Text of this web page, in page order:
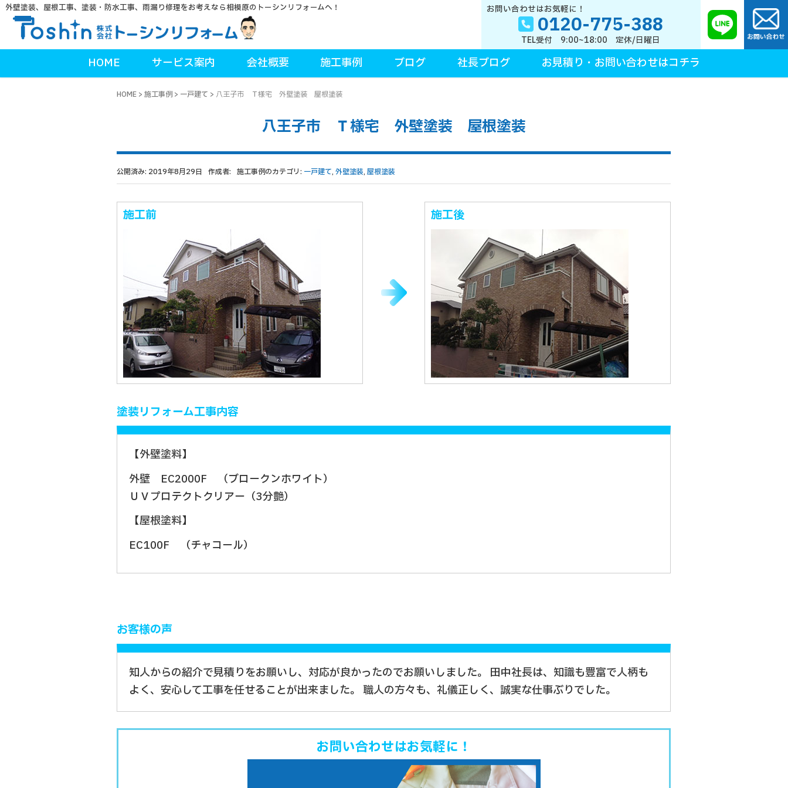
外壁塗装、屋根工事、塗装・防水工事、雨漏り修理をお考えなら相模原のトーシンリフォームへ！ お問い合わせはお気軽に！
0120-775-388
TEL受付 9:00~18:00 定休/日曜日
HOME サービス案内 会社概要 施工事例 ブログ 社長ブログ お見積り・お問い合わせはコチラ
HOME >施工事例 > 一戸建て > 八王子市 Ｔ様宅 外壁塗装 屋根塗装
八王子市 Ｔ様宅 外壁塗装 屋根塗装
公開済み: 2019年8月29日 作成者: 施工事例のカテゴリ: 一戸建て,外壁塗装,屋根塗装
施工前 施工後
塗装リフォーム工事内容
【外壁塗料】
外壁 EC2000F （ブロークンホワイト）
ＵＶプロテクトクリアー（3分艶）
【屋根塗料】
EC100F （チャコール）
お客様の声
知人からの紹介で見積りをお願いし、対応が良かったのでお願いしました。 田中社長は、知識も豊富で人柄も
よく、安心して工事を任せることが出来ました。 職人の方々も、礼儀正しく、誠実な仕事ぶりでした。
お問い合わせはお気軽に！